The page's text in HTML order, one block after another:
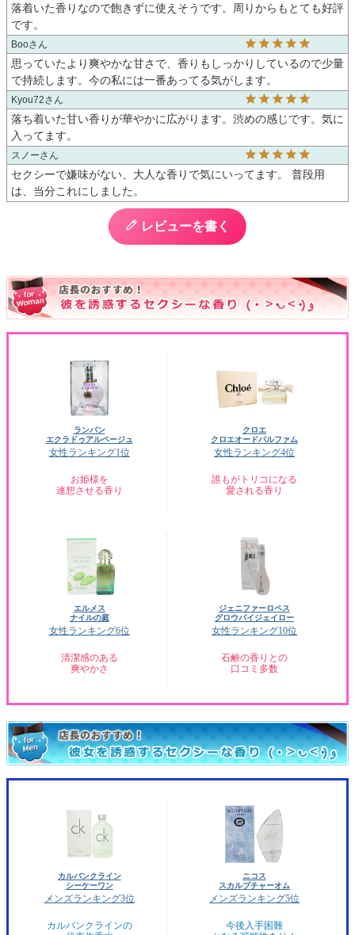
落着いた香りなので飽きずに使えそうです。周りからもとても好評
です。
Boo
思っていたより爽やかな甘さで、香りもしっかりしているので少量
で持続します。今の私には一番あってる気がします。
Kyou72
落ち着いた甘い香りが華やかに広がります。渋めの感じです。気に
入ってます。
スノー
セクシーで嫌味がない、大人な香りで気にいってます。 普段用
は、当分これにしました。
レビューを書く
ランバン
エクラドゥアルページュ
女性ランキング1位
お姫様を
連想させる香り
クロエ
クロエオードパルファム
女性ランキング4位
誰もがトリコになる
愛される香り
エルメス
ナイルの庭
女性ランキング6位
清潔感のある
爽やかさ
ジェニファーロペス
グロウバイジェイロー
女性ランキング10位
石鹸の香りとの
口コミ多数
カルバンクライン
シーケーワン
メンズランキング3位
カルバンクラインの
ニコス
スカルプチャーオム
メンズランキング5位
今後入手困難